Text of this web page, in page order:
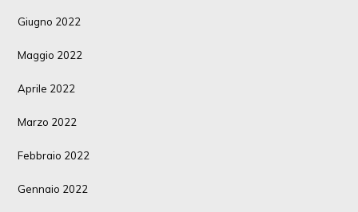
Giugno 2022
Maggio 2022
Aprile 2022
Marzo 2022
Febbraio 2022
Gennaio 2022